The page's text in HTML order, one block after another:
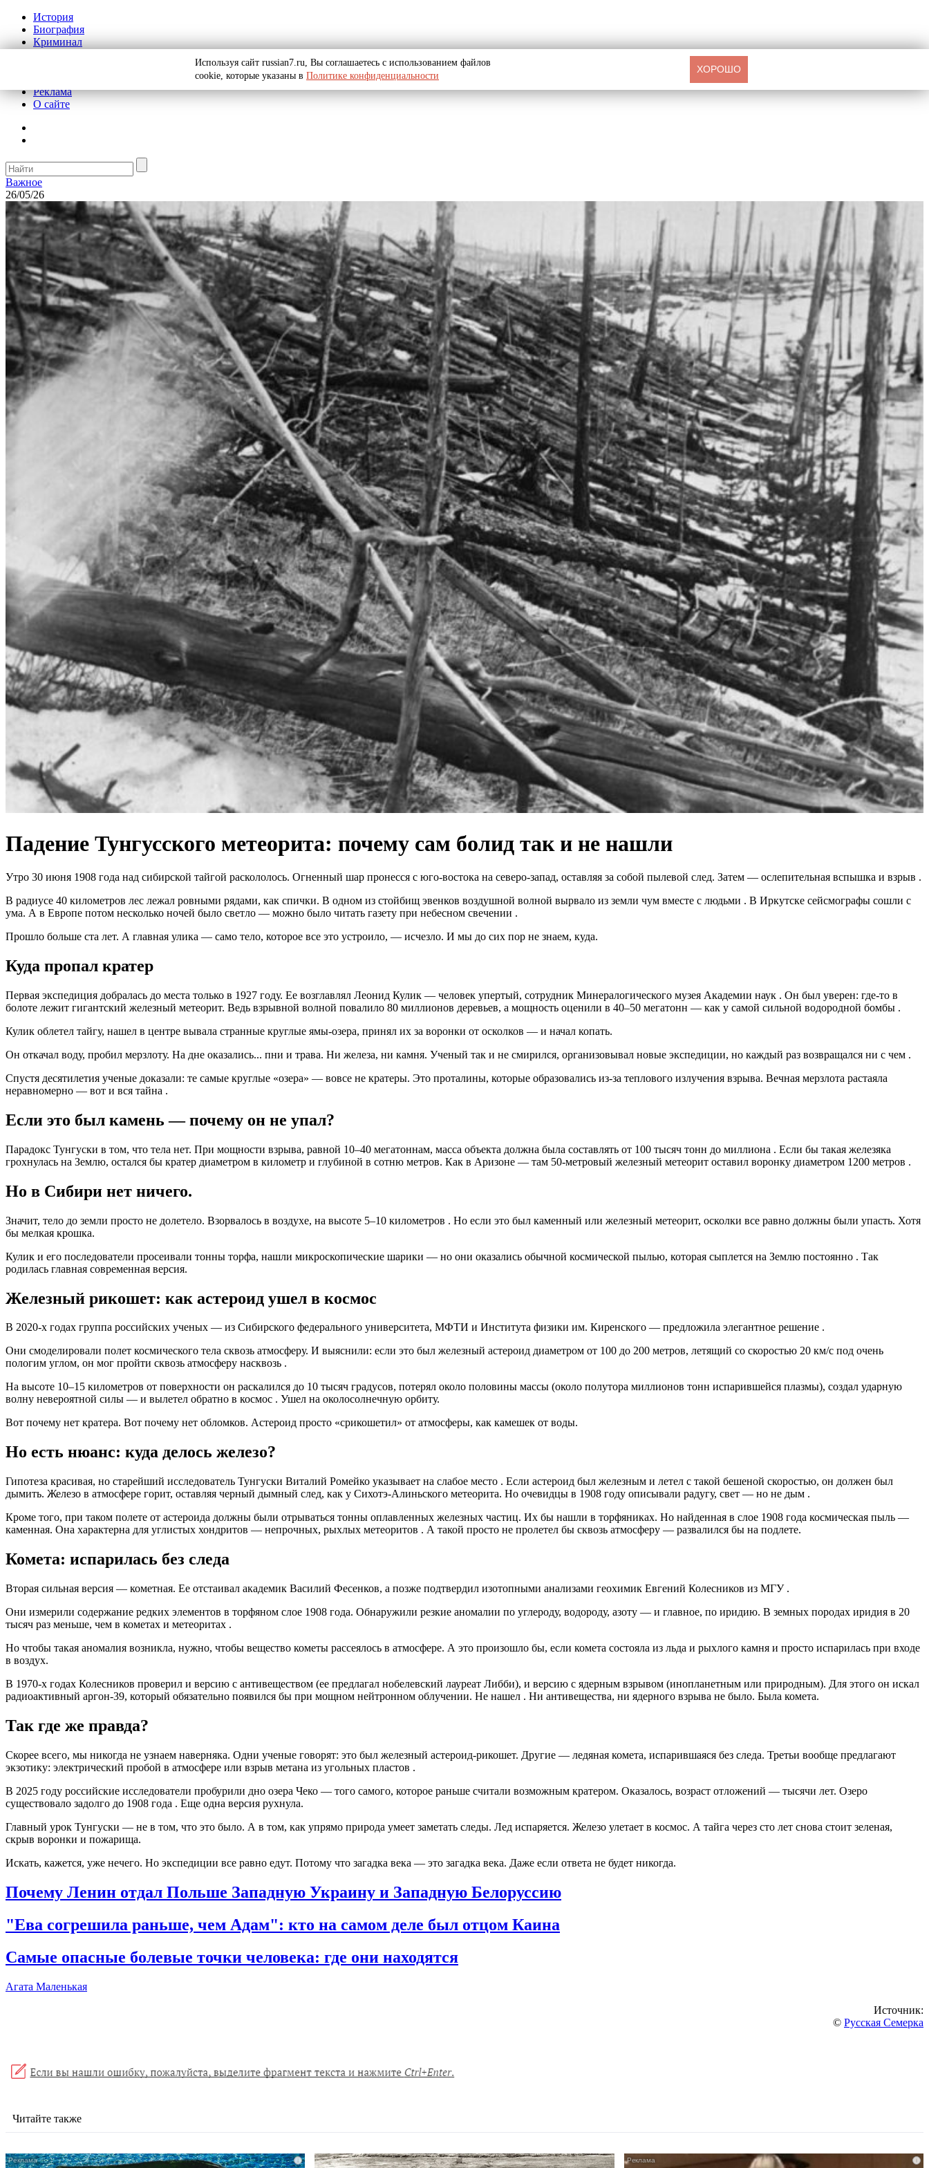
История
Биография
Криминал
Реклама
О сайте
Важное
26/05/26
Падение Тунгусского метеорита: почему сам болид так и не нашли
Утро 30 июня 1908 года над сибирской тайгой раскололось. Огненный шар пронесся с юго-востока на северо-запад, оставляя за собой пылевой след. Затем — ослепительная вспышка и взрыв .
В радиусе 40 километров лес лежал ровными рядами, как спички. В одном из стойбищ эвенков воздушной волной вырвало из земли чум вместе с людьми . В Иркутске сейсмографы сошли с
ума. А в Европе потом несколько ночей было светло — можно было читать газету при небесном свечении .
Прошло больше ста лет. А главная улика — само тело, которое все это устроило, — исчезло. И мы до сих пор не знаем, куда.
Куда пропал кратер
Первая экспедиция добралась до места только в 1927 году. Ее возглавлял Леонид Кулик — человек упертый, сотрудник Минералогического музея Академии наук . Он был уверен: где-то в
болоте лежит гигантский железный метеорит. Ведь взрывной волной повалило 80 миллионов деревьев, а мощность оценили в 40–50 мегатонн — как у самой сильной водородной бомбы .
Кулик облетел тайгу, нашел в центре вывала странные круглые ямы-озера, принял их за воронки от осколков — и начал копать.
Он откачал воду, пробил мерзлоту. На дне оказались... пни и трава. Ни железа, ни камня. Ученый так и не смирился, организовывал новые экспедиции, но каждый раз возвращался ни с чем .
Спустя десятилетия ученые доказали: те самые круглые «озера» — вовсе не кратеры. Это проталины, которые образовались из-за теплового излучения взрыва. Вечная мерзлота растаяла
неравномерно — вот и вся тайна .
Если это был камень — почему он не упал?
Парадокс Тунгуски в том, что тела нет. При мощности взрыва, равной 10–40 мегатоннам, масса объекта должна была составлять от 100 тысяч тонн до миллиона . Если бы такая железяка
грохнулась на Землю, остался бы кратер диаметром в километр и глубиной в сотню метров. Как в Аризоне — там 50-метровый железный метеорит оставил воронку диаметром 1200 метров .
Но в Сибири нет ничего.
Значит, тело до земли просто не долетело. Взорвалось в воздухе, на высоте 5–10 километров . Но если это был каменный или железный метеорит, осколки все равно должны были упасть. Хотя
бы мелкая крошка.
Кулик и его последователи просеивали тонны торфа, нашли микроскопические шарики — но они оказались обычной космической пылью, которая сыплется на Землю постоянно . Так
родилась главная современная версия.
Железный рикошет: как астероид ушел в космос
В 2020-х годах группа российских ученых — из Сибирского федерального университета, МФТИ и Института физики им. Киренского — предложила элегантное решение .
Они смоделировали полет космического тела сквозь атмосферу. И выяснили: если это был железный астероид диаметром от 100 до 200 метров, летящий со скоростью 20 км/с под очень
пологим углом, он мог пройти сквозь атмосферу насквозь .
На высоте 10–15 километров от поверхности он раскалился до 10 тысяч градусов, потерял около половины массы (около полутора миллионов тонн испарившейся плазмы), создал ударную
волну невероятной силы — и вылетел обратно в космос . Ушел на околосолнечную орбиту.
Вот почему нет кратера. Вот почему нет обломков. Астероид просто «срикошетил» от атмосферы, как камешек от воды.
Но есть нюанс: куда делось железо?
Гипотеза красивая, но старейший исследователь Тунгуски Виталий Ромейко указывает на слабое место . Если астероид был железным и летел с такой бешеной скоростью, он должен был
дымить. Железо в атмосфере горит, оставляя черный дымный след, как у Сихотэ-Алиньского метеорита. Но очевидцы в 1908 году описывали радугу, свет — но не дым .
Кроме того, при таком полете от астероида должны были отрываться тонны оплавленных железных частиц. Их бы нашли в торфяниках. Но найденная в слое 1908 года космическая пыль —
каменная. Она характерна для углистых хондритов — непрочных, рыхлых метеоритов . А такой просто не пролетел бы сквозь атмосферу — развалился бы на подлете.
Комета: испарилась без следа
Вторая сильная версия — кометная. Ее отстаивал академик Василий Фесенков, а позже подтвердил изотопными анализами геохимик Евгений Колесников из МГУ .
Они измерили содержание редких элементов в торфяном слое 1908 года. Обнаружили резкие аномалии по углероду, водороду, азоту — и главное, по иридию. В земных породах иридия в 20
тысяч раз меньше, чем в кометах и метеоритах .
Но чтобы такая аномалия возникла, нужно, чтобы вещество кометы рассеялось в атмосфере. А это произошло бы, если комета состояла из льда и рыхлого камня и просто испарилась при входе
в воздух.
В 1970-х годах Колесников проверил и версию с антивеществом (ее предлагал нобелевский лауреат Либби), и версию с ядерным взрывом (инопланетным или природным). Для этого он искал
радиоактивный аргон-39, который обязательно появился бы при мощном нейтронном облучении. Не нашел . Ни антивещества, ни ядерного взрыва не было. Была комета.
Так где же правда?
Скорее всего, мы никогда не узнаем наверняка. Одни ученые говорят: это был железный астероид-рикошет. Другие — ледяная комета, испарившаяся без следа. Третьи вообще предлагают
экзотику: электрический пробой в атмосфере или взрыв метана из угольных пластов .
В 2025 году российские исследователи пробурили дно озера Чеко — того самого, которое раньше считали возможным кратером. Оказалось, возраст отложений — тысячи лет. Озеро
существовало задолго до 1908 года . Еще одна версия рухнула.
Главный урок Тунгуски — не в том, что это было. А в том, как упрямо природа умеет заметать следы. Лед испаряется. Железо улетает в космос. А тайга через сто лет снова стоит зеленая,
скрыв воронки и пожарища.
Искать, кажется, уже нечего. Но экспедиции все равно едут. Потому что загадка века — это загадка века. Даже если ответа не будет никогда.
Почему Ленин отдал Польше Западную Украину и Западную Белоруссию
"Ева согрешила раньше, чем Адам": кто на самом деле был отцом Каина
Самые опасные болевые точки человека: где они находятся
Агата Маленькая
Источник:
© Русская Семерка
Читайте также
i i
Используя сайт russian7.ru, Вы соглашаетесь с использованием файлов
cookie, которые указаны в Политике конфиденциальности
ХОРОШО